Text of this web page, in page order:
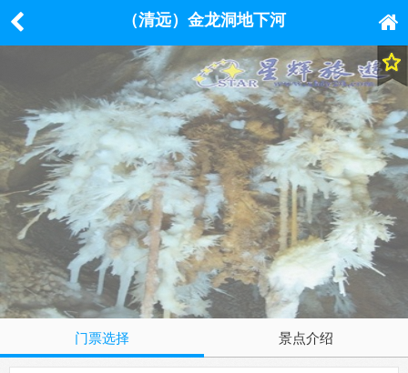
（清远）金龙洞地下河
门票选择 景点介绍